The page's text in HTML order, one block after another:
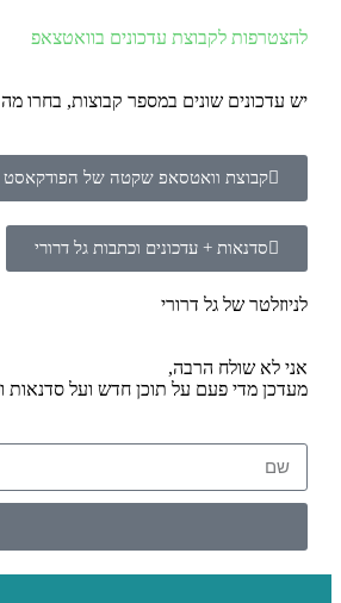
להצטרפות לקבוצת עדכונים בוואטצאפ
יש עדכונים שונים במספר קבוצות,
קבוצת וואטסאפ שקטה של הפודקאסט
סדנאות + עדכונים וכתבות גל דרורי
לניוזלטר של גל דרורי
אני לא שולח הרבה,
מעדכן מדי פעם על תוכן חדש ועל סדנאות